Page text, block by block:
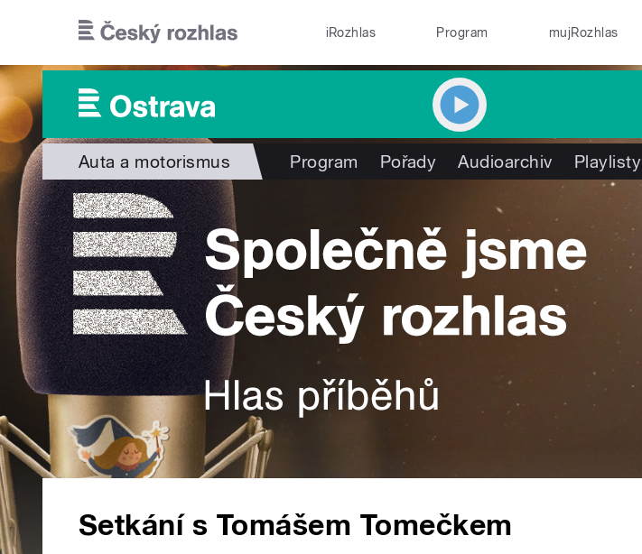
iRozhlas Program mujRozhlas
Auta a motorismus Program Pořady Audioarchiv Playlisty
Setkání s Tomášem Tomečkem